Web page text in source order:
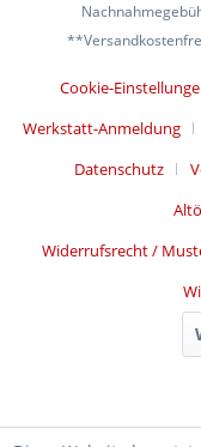
Cookie-
Werkstatt-Anmeldung
Datenschutz
Widerrufsrecht /